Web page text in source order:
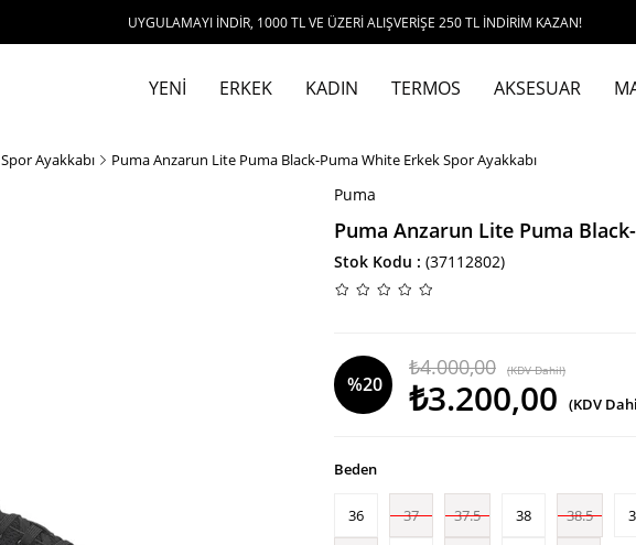
UYGULAMAYI İNDİR, 1000 TL VE ÜZERİ ALIŞVERİŞE 250 TL İNDİRİM KAZAN!
YENİ ERKEK KADIN TERMOS AKSESUAR
Spor Ayakkabı Puma Anzarun Lite Puma Black-Puma White Erkek Spor Ayakkabı
Puma
Puma Anzarun Lite Puma
Stok Kodu (37112802)
%20
₺4.000,00 (KDV Dahil)
₺3.200,00 (KDV
Beden
36 37 37.5 38 38.5